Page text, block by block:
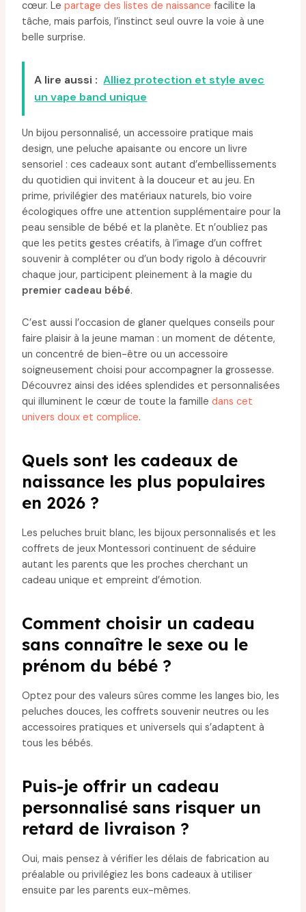
cœur. Le partage des listes de naissance facilite la
tâche, mais parfois, l’instinct seul ouvre la voie à une
belle surprise.
A lire aussi : Alliez protection et style avec
un vape band unique
Un bijou personnalisé, un accessoire pratique mais
design, une peluche apaisante ou encore un livre
sensoriel : ces cadeaux sont autant d’embellissements
du quotidien qui invitent à la douceur et au jeu. En
prime, privilégier des matériaux naturels, bio voire
écologiques offre une attention supplémentaire pour la
peau sensible de bébé et la planète. Et n’oubliez pas
que les petits gestes créatifs, à l’image d’un coffret
souvenir à compléter ou d’un body rigolo à découvrir
chaque jour, participent pleinement à la magie du
premier cadeau bébé.
C’est aussi l’occasion de glaner quelques conseils pour
faire plaisir à la jeune maman : un moment de détente,
un concentré de bien-être ou un accessoire
soigneusement choisi pour accompagner la grossesse.
Découvrez ainsi des idées splendides et personnalisées
qui illuminent le cœur de toute la famille dans cet
univers doux et complice.
Quels sont les cadeaux de
naissance les plus populaires
en 2026 ?
Les peluches bruit blanc, les bijoux personnalisés et les
coffrets de jeux Montessori continuent de séduire
autant les parents que les proches cherchant un
cadeau unique et empreint d’émotion.
Comment choisir un cadeau
sans connaître le sexe ou le
prénom du bébé ?
Optez pour des valeurs sûres comme les langes bio, les
peluches douces, les coffrets souvenir neutres ou les
accessoires pratiques et universels qui s’adaptent à
tous les bébés.
Puis-je offrir un cadeau
personnalisé sans risquer un
retard de livraison ?
Oui, mais pensez à vérifier les délais de fabrication au
préalable ou privilégiez les bons cadeaux à utiliser
ensuite par les parents eux-mêmes.